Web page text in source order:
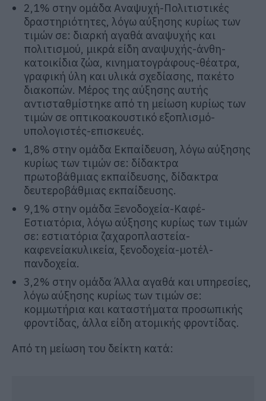
2,1% στην ομάδα Αναψυχή-Πολιτιστικές
δραστηριότητες, λόγω αύξησης κυρίως των
τιμών σε: διαρκή αγαθά αναψυχής και
πολιτισμού, μικρά είδη αναψυχής-άνθη-
κατοικίδια ζώα, κινηματογράφους-θέατρα,
γραφική ύλη και υλικά σχεδίασης, πακέτο
διακοπών. Μέρος της αύξησης αυτής
αντισταθμίστηκε από τη μείωση κυρίως των
τιμών σε οπτικοακουστικό εξοπλισμό-
υπολογιστές-επισκευές.
1,8% στην ομάδα Εκπαίδευση, λόγω αύξησης
κυρίως των τιμών σε: δίδακτρα
πρωτοβάθμιας εκπαίδευσης, δίδακτρα
δευτεροβάθμιας εκπαίδευσης.
9,1% στην ομάδα Ξενοδοχεία-Καφέ-
Εστιατόρια, λόγω αύξησης κυρίως των τιμών
σε: εστιατόρια ζαχαροπλαστεία-
καφενείακυλικεία, ξενοδοχεία-μοτέλ-
πανδοχεία.
3,2% στην ομάδα Άλλα αγαθά και υπηρεσίες,
λόγω αύξησης κυρίως των τιμών σε:
κομμωτήρια και καταστήματα προσωπικής
φροντίδας, άλλα είδη ατομικής φροντίδας.
Από τη μείωση του δείκτη κατά: